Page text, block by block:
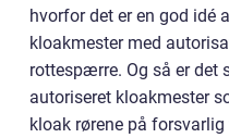
hvorfor det er en god idé
kloakmester med
rottespærre. Og så er det
autoriseret kloakmester
kloak rørene på